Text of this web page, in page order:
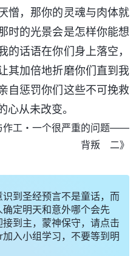
憎，那你的灵魂与肉体就
时的光景会是怎样你能想
的话语在你们身上落空，
其加倍地折磨你们直到我
自惩罚你们这些不可挽救
心从未改变。
工・一个很严重的问题——
背叛 二》
到圣经预言不是童话，而
定明天和意外哪个会先
到主，蒙神保守，请点击
入小组学习，不要等到明